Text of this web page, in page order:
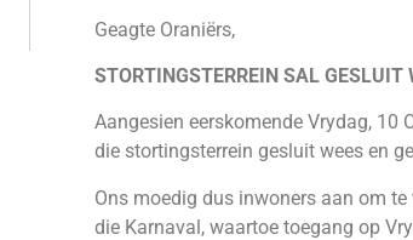
Geagte Oraniërs,
STORTINGSTERREIN SAL GESLUIT
Aangesien eerskomende Vrydag, 10
die stortingsterrein gesluit wees en
Ons moedig dus inwoners aan om
die Karnaval, waartoe toegang op